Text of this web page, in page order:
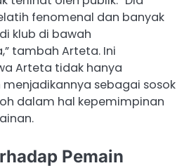
fenomenal dan banyak
klub di bawah
tambah Arteta. Ini
Arteta tidak hanya
sebagai sosok
dalam hal kepemimpinan
Pemain